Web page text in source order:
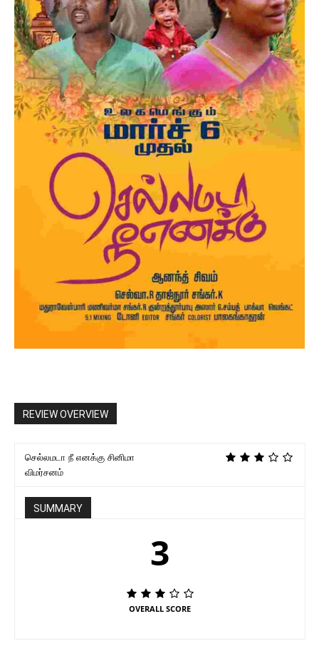
REVIEW OVERVIEW
செல்லமடா நீ எனக்கு சினிமா
விமர்சனம்
SUMMARY
3
OVERALL SCORE